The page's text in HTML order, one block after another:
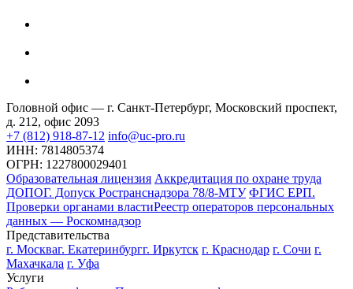
Головной офис — г. Санкт-Петербург, Московский проспект,
д. 212, офис 2093
+7 (812) 918-87-12 info@uc-pro.ru
ИНН: 7814805374
ОГРН: 1227800029401
Образовательная лицензия Аккредитация по охране труда
ДОПОГ. Допуск Ространснадзора 78/8-МТУ ФГИС ЕРП.
Проверки органами властиРеестр операторов персональных
данных — Роскомнадзор
Представительства
г. Москваг. Екатеринбургг. Иркутск г. Краснодар г. Сочи г.
Махачкала г. Уфа
Услуги